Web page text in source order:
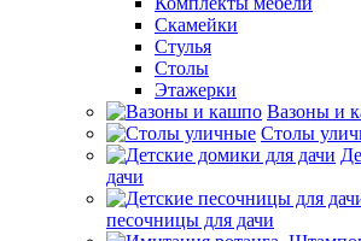
Скамейки
Стулья
Столы
Этажерки
Вазоны и
Столы
дачи
песочницы для дачи